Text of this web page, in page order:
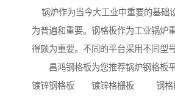
锅炉作为当今大工业中重要的基础
为普遍和重要。钢格板作为工业锅炉
得颇为重要。不同的平台采用不同型
昌鸿钢格板为您推荐锅炉钢格板平
镀锌钢格板 镀锌格栅板 钢